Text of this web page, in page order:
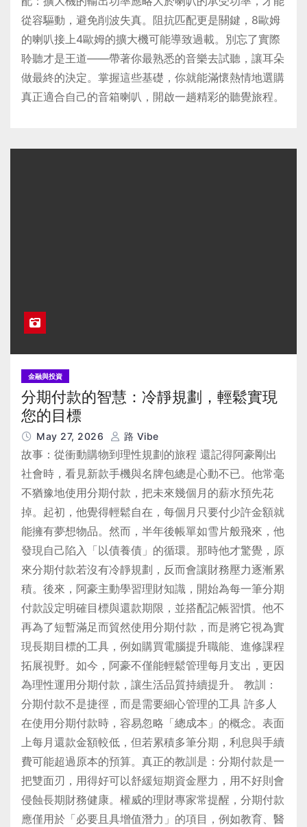
從容驅動，避免削波失真。阻抗匹配更是關鍵，8歐姆
的喇叭接上4歐姆的擴大機可能導致過載。別忘了實際
聆聽才是王道——帶著你最熟悉的音樂去試聽，讓耳朵
做最終的決定。掌握這些基礎，你就能滿懷熱情地選購
真正適合自己的音箱喇叭，開啟一趟精彩的聽覺旅程。
金融與投資
分期付款的智慧：冷靜規劃，輕鬆實現
您的目標
May 27, 2026 路 Vibe
故事：從衝動購物到理性規劃的旅程 還記得阿豪剛出
社會時，看見新款手機與名牌包總是心動不已。他常毫
不猶豫地使用分期付款，把未來幾個月的薪水預先花
掉。起初，他覺得輕鬆自在，每個月只要付少許金額就
能擁有夢想物品。然而，半年後帳單如雪片般飛來，他
發現自己陷入「以債養債」的循環。那時他才驚覺，原
來分期付款若沒有冷靜規劃，反而會讓財務壓力逐漸累
積。後來，阿豪主動學習理財知識，開始為每一筆分期
付款設定明確目標與還款期限，並搭配記帳習慣。他不
再為了短暫滿足而貿然使用分期付款，而是將它視為實
現長期目標的工具，例如購買電腦提升職能、進修課程
拓展視野。如今，阿豪不僅能輕鬆管理每月支出，更因
為理性運用分期付款，讓生活品質持續提升。 教訓：
分期付款不是捷徑，而是需要細心管理的工具 許多人
在使用分期付款時，容易忽略「總成本」的概念。表面
上每月還款金額較低，但若累積多筆分期，利息與手續
費可能超過原本的預算。真正的教訓是：分期付款是一
把雙面刃，用得好可以舒緩短期資金壓力，用不好則會
侵蝕長期財務健康。權威的理財專家常提醒，分期付款
應僅用於「必要且具增值潛力」的項目，例如教育、醫